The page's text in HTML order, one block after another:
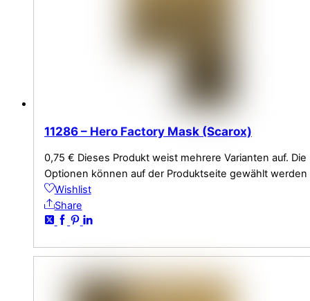
11286 – Hero Factory Mask (Scarox)
0,75 € Dieses Produkt weist mehrere Varianten auf. Die
Optionen können auf der Produktseite gewählt werden
Wishlist
Share